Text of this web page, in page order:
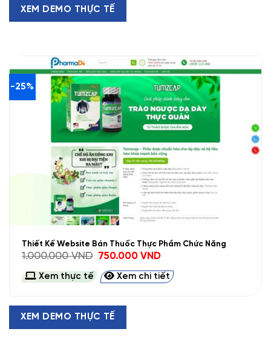
XEM DEMO THỰC TẾ
-25%
Thiết Kế Website Bán Thuốc Thực Phẩm Chức Năng
1.000.000VND
Giá
là:
1.000.000 VND.
750.000VNDGiá
tại
là:
750.000 VND.
Xem thực tế Xem chi tiết
XEM DEMO THỰC TẾ